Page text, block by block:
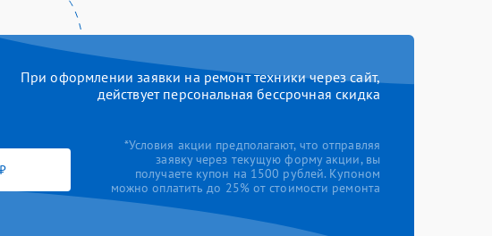
При оформлении заявки на ремонт техники через сайт,
действует персональная бессрочная скидка
*Условия акции предполагают, что отправляя
заявку через текущую форму акции, вы
получаете купон на 1500 рублей. Купоном
можно оплатить до 25% от стоимости ремонта